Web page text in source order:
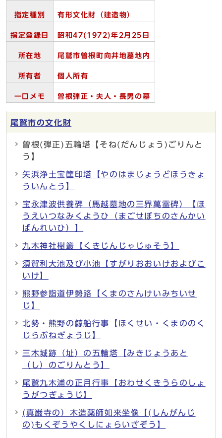
指定種別 有形文化財（建造物）
指定登録日 昭和47(1972)年2月25 日
所在地 尾鷲市曽根町向井地墓地内
所有者 個人所有
一口メモ 曽根弾正・夫人・長男の墓
尾鷲市の文化財
曽根(弾正)五輪塔【そね(だんじょう)ごりんと
う】
矢浜浄土宝筐印塔【やのはまじょうどほうきょ
ういんとう】
宝永津波供養碑（馬越墓地の三界萬霊碑）【ほ
うえいつなみくようひ（まごせぼちのさんかい
ばんれいひ）】
九木神社樹叢【くきじんじゃじゅそう】
須賀利大池及び小池【すがりおおいけおよびこ
いけ】
熊野参詣道伊勢路【くまのさんけいみちいせ
じ】
北勢・熊野の鯨船行事【ほくせい・くまののく
じらぶねぎょうじ】
三木城跡（址）の五輪塔【みきじょうあと
（し）のごりんとう】
尾鷲九木浦の正月行事【おわせくきうらのしょ
うがつぎょうじ】
(真巌寺の）木造薬師如来坐像【(しんがんじ
の)もくぞうやくしにょらいざぞう】